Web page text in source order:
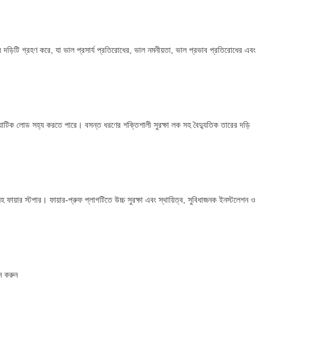
গ্রহণ করে, যা ভাল প্রসার্য প্রতিরোধের, ভাল নমনীয়তা, ভাল প্রভাব প্রতিরোধের এবং
লোড সহ্য করতে পারে। বসন্ত ধরণের শক্তিশালী সুরক্ষা লক সহ বৈদ্যুতিক তারের দড়ি
ফায়ার স্টপার। ফায়ার-প্রুফ প্লাগটিতে উচ্চ সুরক্ষা এবং স্থায়িত্ব, সুবিধাজনক ইনস্টলেশন ও
করুন